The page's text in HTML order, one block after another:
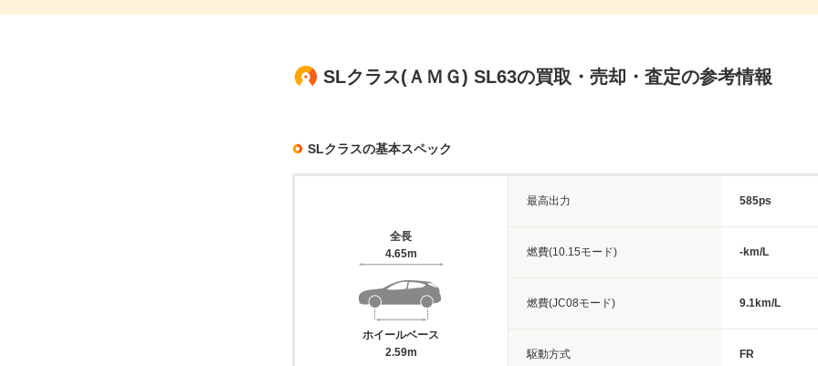
SLクラス(ＡＭＧ) SL63の買取・売却・査定の参考情報
SLクラスの基本スペック
全長
4.65m
ホイールベース
2.59m
最高出力 585ps
燃費(10.15モード) -km/L
燃費(JC08モード) 9.1km/L
駆動方式 FR